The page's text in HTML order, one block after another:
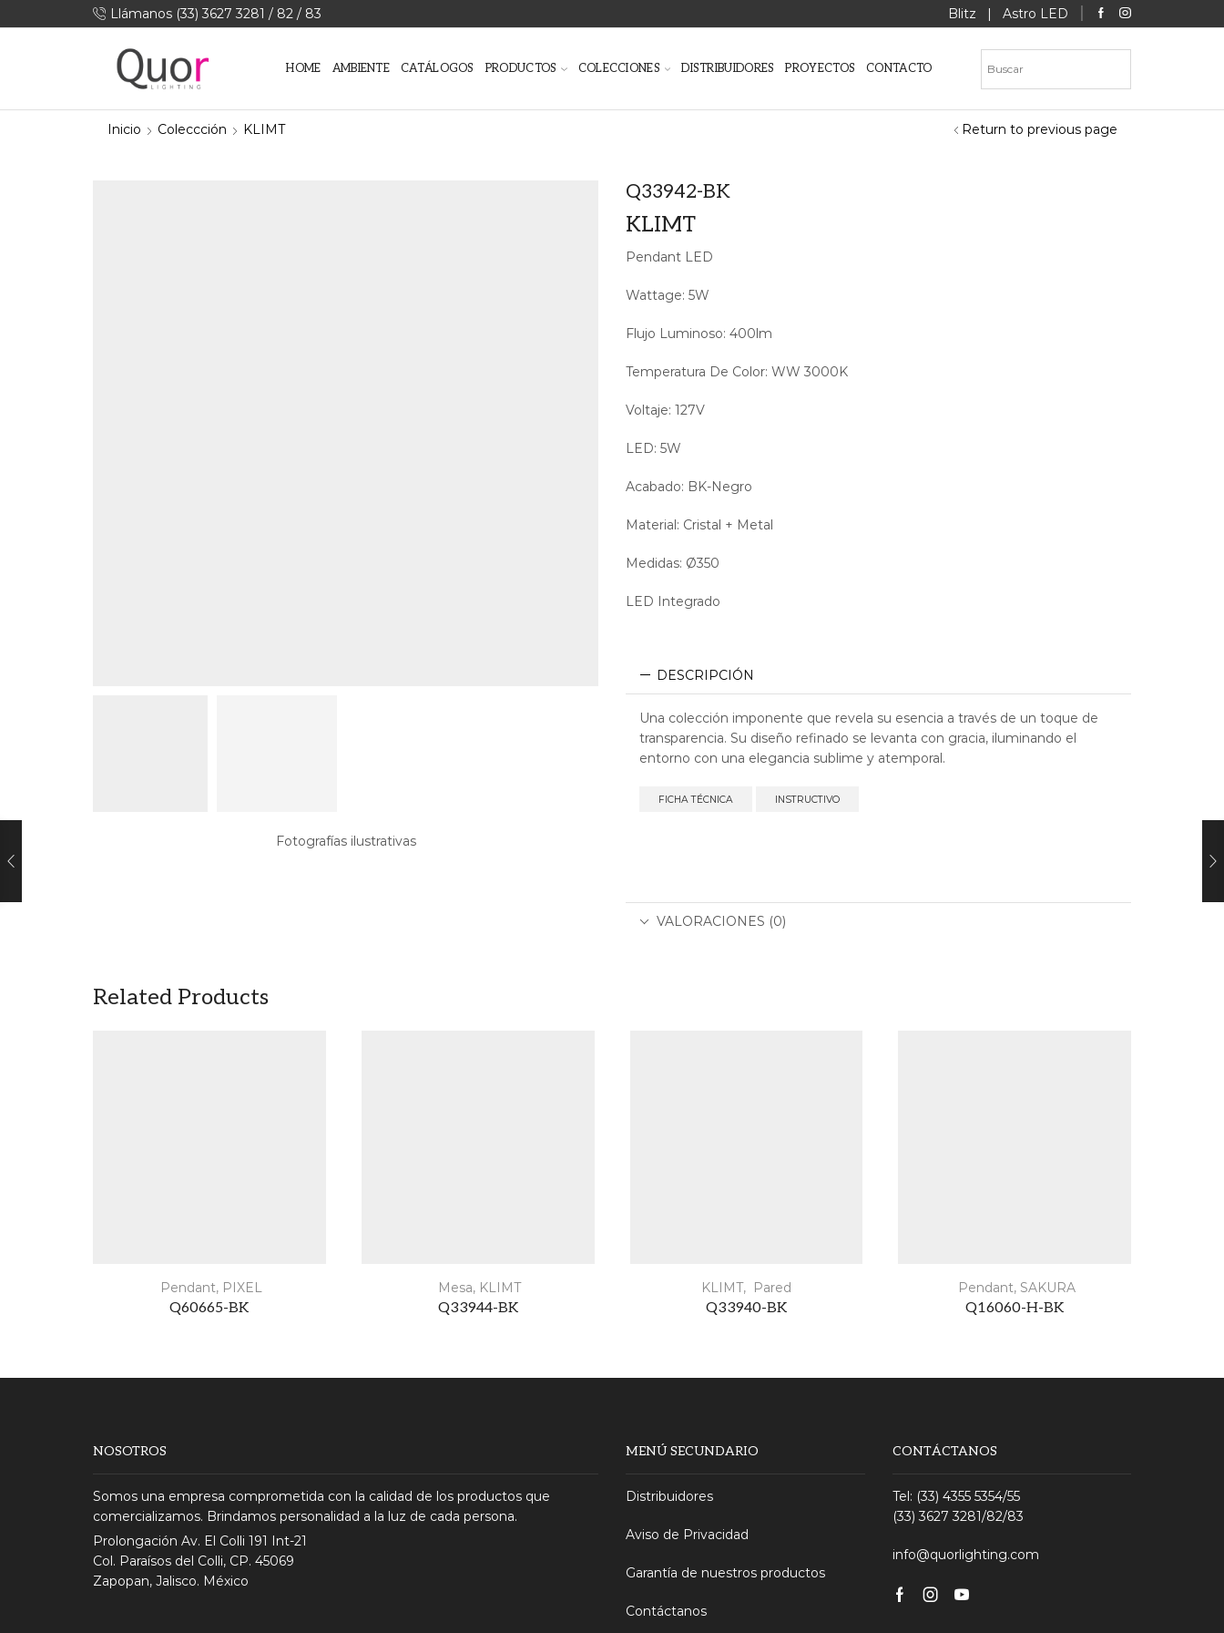
Llámanos (33) 3627 3281 / 82 / 83 Blitz | Astro LED
HOME AMBIENTE CATÁLOGOS PRODUCTOS COLECCIONES DISTRIBUIDORES PROYECTOS CONTACTO
Inicio Coleccción KLIMT Return to previous page
Fotografías ilustrativas
Q33942-BK
KLIMT
Pendant LED
Wattage: 5W
Flujo Luminoso: 400lm
Temperatura De Color: WW 3000K
Voltaje: 127V
LED: 5W
Acabado: BK-Negro
Material: Cristal + Metal
Medidas: Ø350
LED Integrado
DESCRIPCIÓN
Una colección imponente que revela su esencia a través de un toque de
transparencia. Su diseño refinado se levanta con gracia, iluminando el
entorno con una elegancia sublime y atemporal.
FICHA TÉCNICA INSTRUCTIVO
VALORACIONES (0)
Related Products
Pendant, PIXEL
Q60665-BK
Mesa, KLIMT
Q33944-BK
KLIMT, Pared
Q33940-BK
Pendant, SAKURA
Q16060-H-BK
NOSOTROS
Somos una empresa comprometida con la calidad de los productos que
comercializamos. Brindamos personalidad a la luz de cada persona.
Prolongación Av. El Colli 191 Int-21
Col. Paraísos del Colli, CP. 45069
Zapopan, Jalisco. México
MENÚ SECUNDARIO
Distribuidores
Aviso de Privacidad
Garantía de nuestros productos
Contáctanos
CONTÁCTANOS
Tel: (33) 4355 5354/55
(33) 3627 3281/82/83
info@quorlighting.com
Facebook
Instagram
Youtube